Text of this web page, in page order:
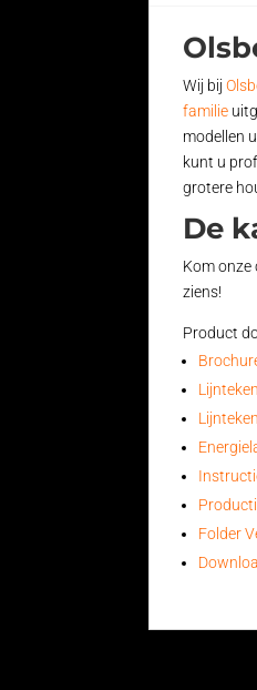
Wij bij
familie
modellen
kunt u
grotere
De
Kom onze
ziens!
Product
Folder